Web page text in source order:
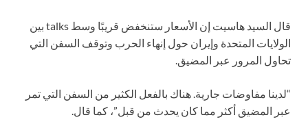
قال السيد هاسيت إن الأسعار ستنخفض قريبًا وسط talks بين
الولايات المتحدة وإيران حول إنهاء الحرب وتوقف السفن التي
تحاول المرور عبر المضيق.
“لدينا مفاوضات جارية. هناك بالفعل الكثير من السفن التي تمر
عبر المضيق أكثر مما كان يحدث من قبل”، كما قال.